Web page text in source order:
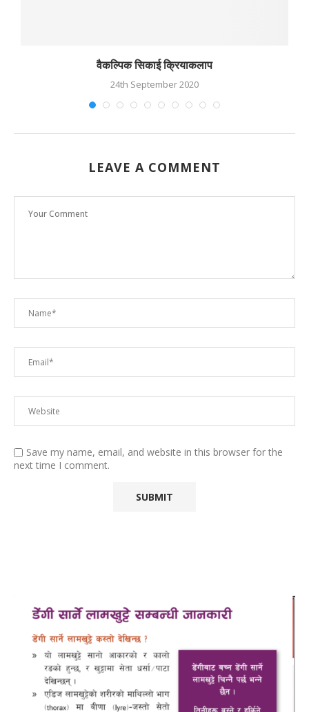
वैकल्पिक सिकाई क्रियाकलाप
24th September 2020
LEAVE A COMMENT
Save my name, email, and website in this browser for the
next time I comment.